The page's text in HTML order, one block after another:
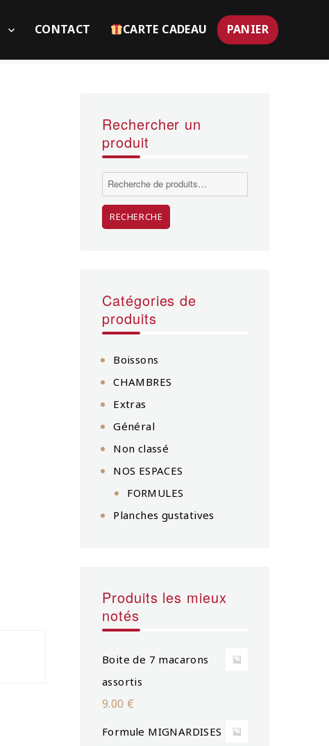
CONTACT CARTE CADEAU PANIER
Rechercher un
produit
Recherche
RECHERCHE
Catégories de
produits
Boissons
CHAMBRES
Extras
Général
Non classé
NOS ESPACES
FORMULES
Planches gustatives
Produits les mieux
notés
Boite de 7 macarons
assortis
9.00 €
Formule MIGNARDISES